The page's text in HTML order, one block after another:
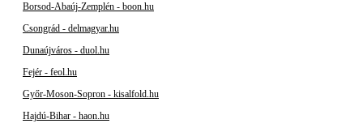
Borsod-Abaúj-Zemplén - boon.hu
Csongrád - delmagyar.hu
Dunaújváros - duol.hu
Fejér - feol.hu
Győr-Moson-Sopron - kisalfold.hu
Hajdú-Bihar - haon.hu